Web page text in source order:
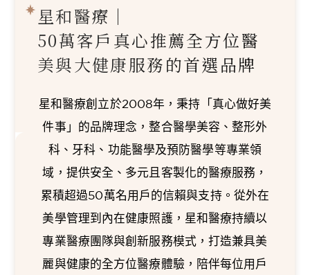
星和醫療｜
50萬客戶真心推薦全方位醫
美與大健康服務的首選品牌
星和醫療創立於2008年，秉持「真心做好美
件事」的品牌理念，整合醫學美容、整形外
科、牙科、功能醫學及預防醫學等專業領
域，提供安全、多元且客製化的醫療服務，
累積超過50萬名用戶的信賴與支持。從外在
美學管理到內在健康照護，星和醫療持續以
專業醫療團隊與創新服務模式，打造兼具美
麗與健康的全方位醫療體驗，陪伴每位用戶